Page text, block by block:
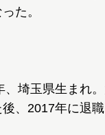
た。
埼玉県生まれ
、2017年に退